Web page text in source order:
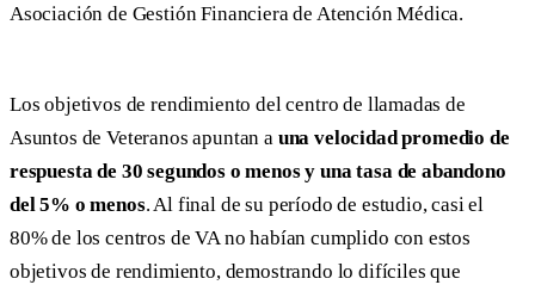
Asociación de Gestión Financiera de Atención Médica.
Los objetivos de rendimiento del centro de llamadas de
Asuntos de Veteranos apuntan a una velocidad promedio de
respuesta de 30 segundos o menos y una tasa de abandono
del 5% o menos. Al final de su período de estudio, casi el
80% de los centros de VA no habían cumplido con estos
objetivos de rendimiento, demostrando lo difíciles que